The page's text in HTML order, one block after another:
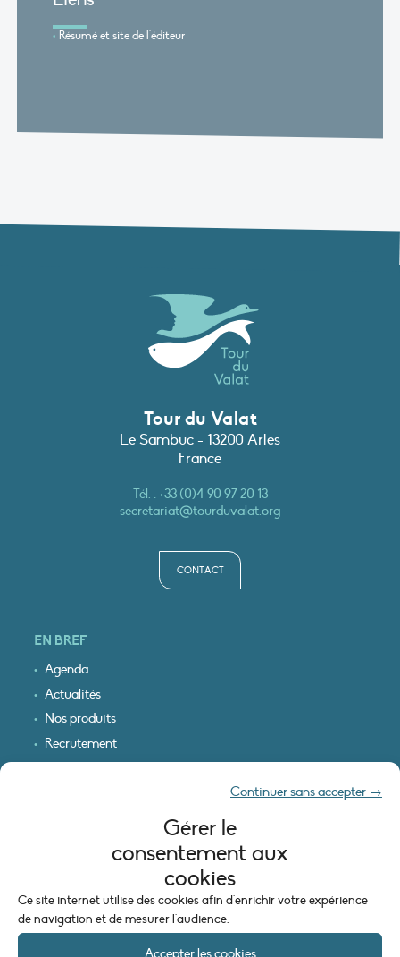
Gérer le
consentement aux
cookies
Ce site internet utilise des cookies afin d'enrichir votre expérience
de navigation et de mesurer l'audience.
Accepter les cookies
Continuer sans accepter →
Résumé et site de l'éditeur
Tour du Valat
Le Sambuc - 13200 Arles
France
Tél. :+33 (0)4 90 97 20 13
secretariat@tourduvalat.org
CONTACT
EN BREF
Agenda
Actualités
Nos produits
Recrutement
INFORMATIONS LÉGALES
Mentions légales
Politique de cookies (UE)